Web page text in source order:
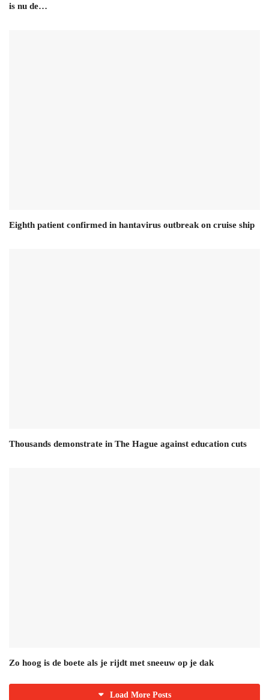
is nu de…
Eighth patient confirmed in hantavirus outbreak on cruise ship
Thousands demonstrate in The Hague against education cuts
Zo hoog is de boete als je rijdt met sneeuw op je dak
Load More Posts